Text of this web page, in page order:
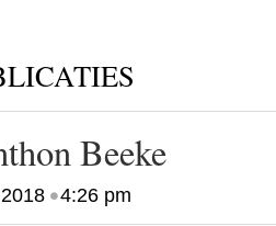
Beeke
•4:26 pm